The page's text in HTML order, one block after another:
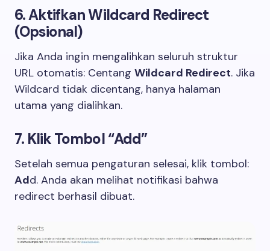
6. Aktifkan Wildcard Redirect
(Opsional)
Jika Anda ingin mengalihkan seluruh struktur
URL otomatis: Centang Wildcard Redirect. Jika
Wildcard tidak dicentang, hanya halaman
utama yang dialihkan.
7. Klik Tombol “Add”
Setelah semua pengaturan selesai, klik tombol:
Add. Anda akan melihat notifikasi bahwa
redirect berhasil dibuat.